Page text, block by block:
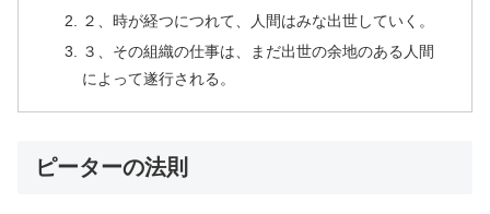
２、時が経つにつれて、人間はみな出世していく。
３、その組織の仕事は、まだ出世の余地のある人間
によって遂行される。
ピーターの法則